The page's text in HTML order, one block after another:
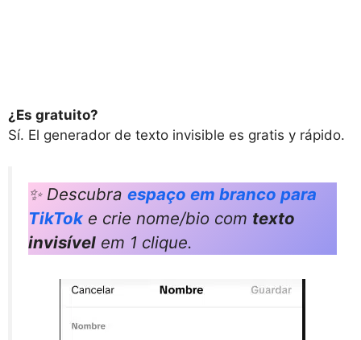
¿Es gratuito?
Sí. El generador de texto invisible es gratis y rápido.
✨ Descubra espaço em branco para
TikTok e crie nome/bio com texto
invisível em 1 clique.